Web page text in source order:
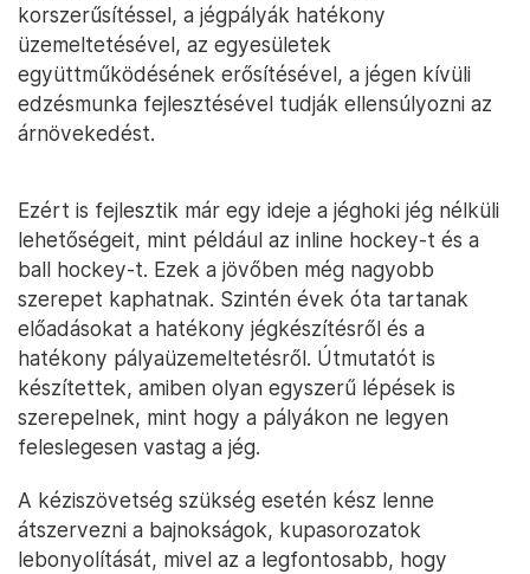
korszerűsítéssel, a jégpályák hatékony
üzemeltetésével, az egyesületek
együttműködésének erősítésével, a jégen kívüli
edzésmunka fejlesztésével tudják ellensúlyozni az
árnövekedést.
Ezért is fejlesztik már egy ideje a jéghoki jég nélküli
lehetőségeit, mint például az inline hockey-t és a
ball hockey-t. Ezek a jövőben még nagyobb
szerepet kaphatnak. Szintén évek óta tartanak
előadásokat a hatékony jégkészítésről és a
hatékony pályaüzemeltetésről. Útmutatót is
készítettek, amiben olyan egyszerű lépések is
szerepelnek, mint hogy a pályákon ne legyen
feleslegesen vastag a jég.
A kéziszövetség szükség esetén kész lenne
átszervezni a bajnokságok, kupasorozatok
lebonyolítását, mivel az a legfontosabb, hogy